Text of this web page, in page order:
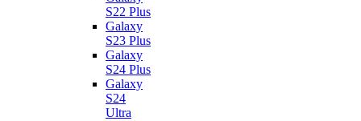
S22 Plus
Galaxy
S23 Plus
Galaxy
S24 Plus
Galaxy
S24
Ultra